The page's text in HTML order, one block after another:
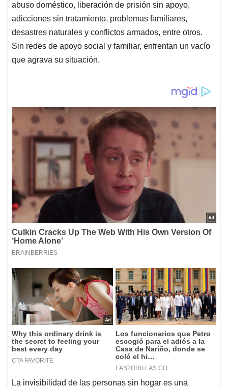
abuso doméstico, liberación de prisión sin apoyo,
adicciones sin tratamiento, problemas familiares,
desastres naturales y conflictos armados, entre otros.
Sin redes de apoyo social y familiar, enfrentan un vacío
que agrava su situación.
La invisibilidad de las personas sin hogar es una